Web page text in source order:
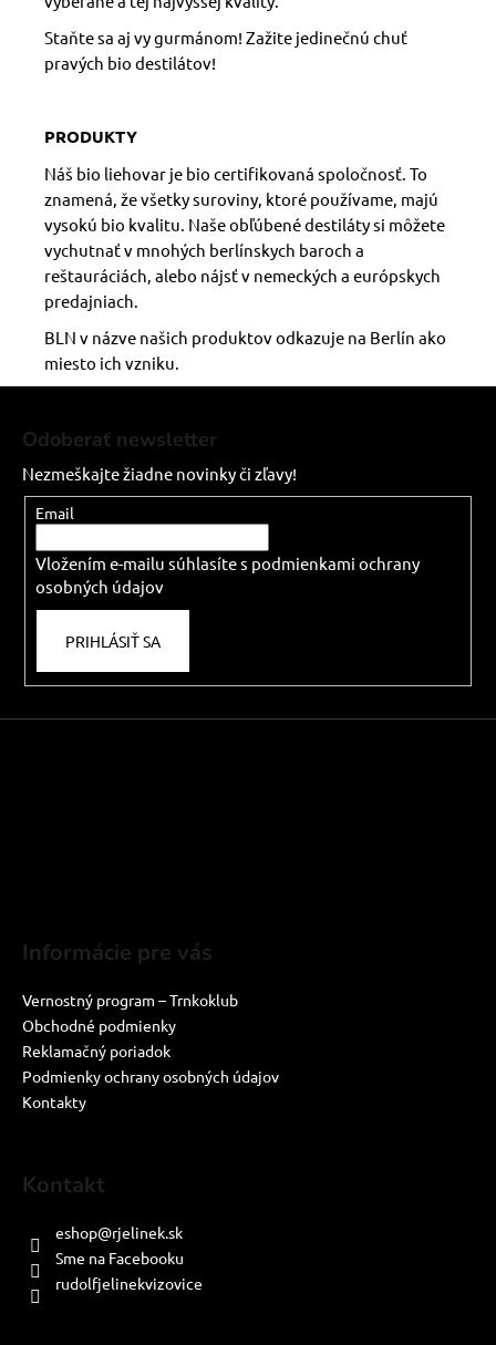
Staňte sa aj vy gurmánom! Zažite jedinečnú chuť
pravých bio destilátov!
PRODUKTY
Náš bio liehovar je bio certifikovaná spoločnosť. To
znamená, že všetky suroviny, ktoré používame, majú
vysokú bio kvalitu. Naše obľúbené destiláty si môžete
vychutnať v mnohých berlínskych baroch a
reštauráciách, alebo nájsť v nemeckých a európskych
predajniach.
BLN v názve našich produktov odkazuje na Berlín ako
miesto ich vzniku.
Odoberať newsletter
Nezmeškajte žiadne novinky či zľavy!
Email
Vložením e-mailu súhlasíte s podmienkami ochrany
osobných údajov
PRIHLÁSIŤ SA
Informácie pre vás
Vernostný program – Trnkoklub
Obchodné podmienky
Reklamačný poriadok
Podmienky ochrany osobných údajov
Kontakty
Kontakt
eshop@rjelinek.sk
Sme na Facebooku
rudolfjelinekvizovice